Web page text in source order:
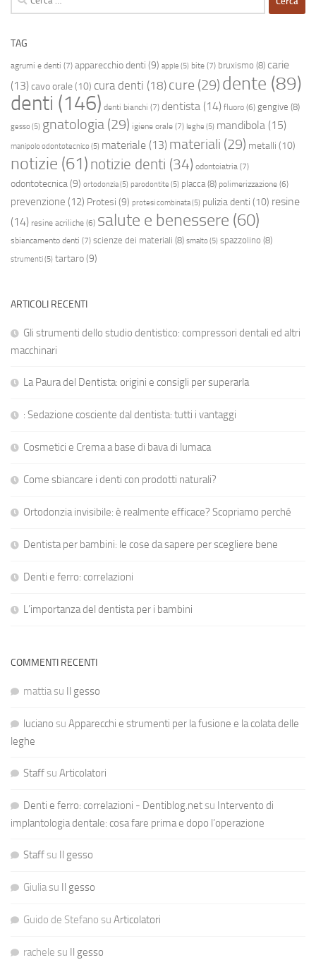
per:
TAG
agrumi e denti (7) apparecchio denti (9) apple (5) bite (7) bruxismo (8) carie
(13) cavo orale(10) cura denti (18) cure (29) dente (89)
denti (146) denti bianchi (7) dentista (14) fluoro (6) gengive (8)
gesso(5) gnatologia (29) igiene orale (7) leghe (5) mandibola (15)
manipolo odontotecnico(5) materiale (13) materiali (29) metalli (10)
notizie (61) notizie denti (34) odontoiatria (7)
odontotecnica(9) ortodonzia(5) parodontite (5) placca(8) polimerizzazione (6)
prevenzione (12) Protesi (9) protesi combinata(5) pulizia denti (10) resine
(14) resine acriliche (6) salute e benessere (60)
sbiancamento denti (7) scienze dei materiali (8) smalto(5) spazzolino (8)
strumenti(5) tartaro(9)
ARTICOLI RECENTI
Gli strumenti dello studio dentistico: compressori dentali ed altri
macchinari
La Paura del Dentista: origini e consigli per superarla
: Sedazione cosciente dal dentista: tutti i vantaggi
Cosmetici e Crema a base di bava di lumaca
Come sbiancare i denti con prodotti naturali?
Ortodonzia invisibile: è realmente efficace? Scopriamo perché
Dentista per bambini: le cose da sapere per scegliere bene
Denti e ferro: correlazioni
L’importanza del dentista per i bambini
COMMENTI RECENTI
mattiasu Il gesso
luciano su Apparecchi e strumenti per la fusione e la colata delle
leghe
Staffsu Articolatori
Denti e ferro: correlazioni - Dentiblog.netsu Intervento di
implantologia dentale: cosa fare prima e dopo l’operazione
Staffsu Il gesso
Giuliasu Il gesso
Guido de Stefano su Articolatori
rachele su Il gesso